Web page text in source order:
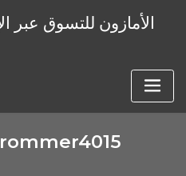
الأمازون للتسوق عبر